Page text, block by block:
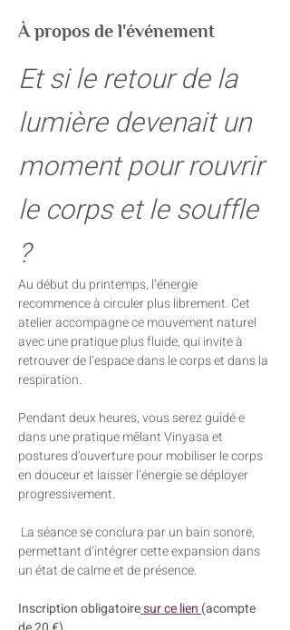
À propos de l'événement
Et si le retour de la
lumière devenait un
moment pour rouvrir
le corps et le souffle
?
Au début du printemps, l’énergie
recommence à circuler plus librement. Cet
atelier accompagne ce mouvement naturel
avec une pratique plus fluide, qui invite à
retrouver de l’espace dans le corps et dans la
respiration.
Pendant deux heures, vous serez guidé·e
dans une pratique mêlant Vinyasa et
postures d’ouverture pour mobiliser le corps
en douceur et laisser l’énergie se déployer
progressivement.
permettant d’intégrer cette expansion dans
un état de calme et de présence.
Inscription obligatoire sur ce lien (acompte